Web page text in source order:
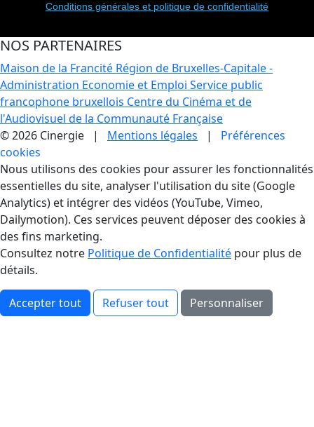
Conditions générales et politique de confidentialité
NOS PARTENAIRES
Maison de la Francité Région de Bruxelles-Capitale -
Administration Economie et Emploi Service public
francophone bruxellois Centre du Cinéma et de
l'Audiovisuel de la Communauté Française
© 2026 Cinergie | Mentions légales | Préférences
cookies
Gestion des Cookies
Nous utilisons des cookies pour assurer les fonctionnalités
essentielles du site, analyser l'utilisation du site (Google
Analytics) et intégrer des vidéos (YouTube, Vimeo,
Dailymotion). Ces services peuvent déposer des cookies à
des fins marketing.
Consultez notre Politique de Confidentialité pour plus de
détails.
Accepter tout Refuser tout Personnaliser